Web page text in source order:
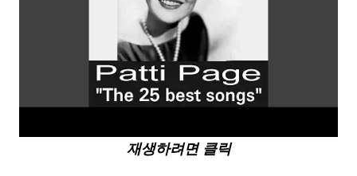
재생하려면 클릭